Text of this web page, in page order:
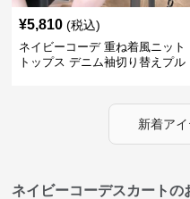
¥5,810 (税込)
ネイビーコーデ 重ね着風ニット
トップス デニム袖切り替えプル
新着ア
ネイビーコーデスカートの